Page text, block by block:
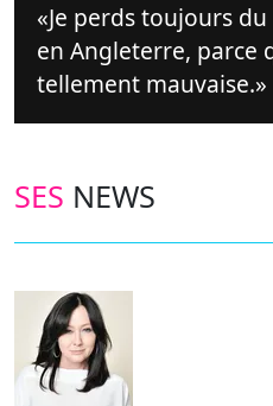
Je perds toujours
en Angleterre, parce
tellement mauvaise.
SES NEWS